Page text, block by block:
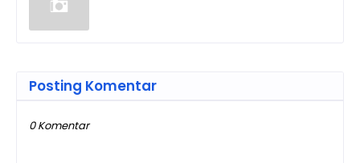
Posting Komentar
0 Komentar